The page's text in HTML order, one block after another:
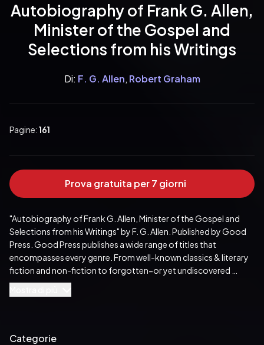
Autobiography of Frank G. Allen,
Minister of the Gospel and
Selections from his Writings
Di: F. G. Allen, Robert Graham
Pagine:161
Prova gratuita per 7 giorni
"Autobiography of Frank G. Allen, Minister of the Gospel and
Selections from his Writings" by F. G. Allen. Published by Good
Press. Good Press publishes a wide range of titles that
encompasses every genre. From well-known classics & literary
fiction and non-fiction to forgotten−or yet undiscovered
gems−of world literature, we issue the books that need to be
read. Each Good Press edition has been meticulously edited
and accessible to everyone in a high-quality digital format.
Categorie